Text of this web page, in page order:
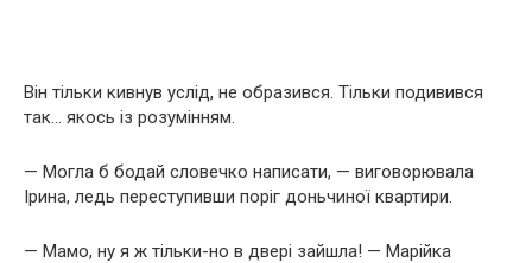
Він тільки кивнув услід, не образився. Тільки подивився
так… якось із розумінням.
— Могла б бодай словечко написати, — виговорювала
Ірина, ледь переступивши поріг доньчиної квартири.
— Мамо, ну я ж тільки-но в двері зайшла! — Марійка